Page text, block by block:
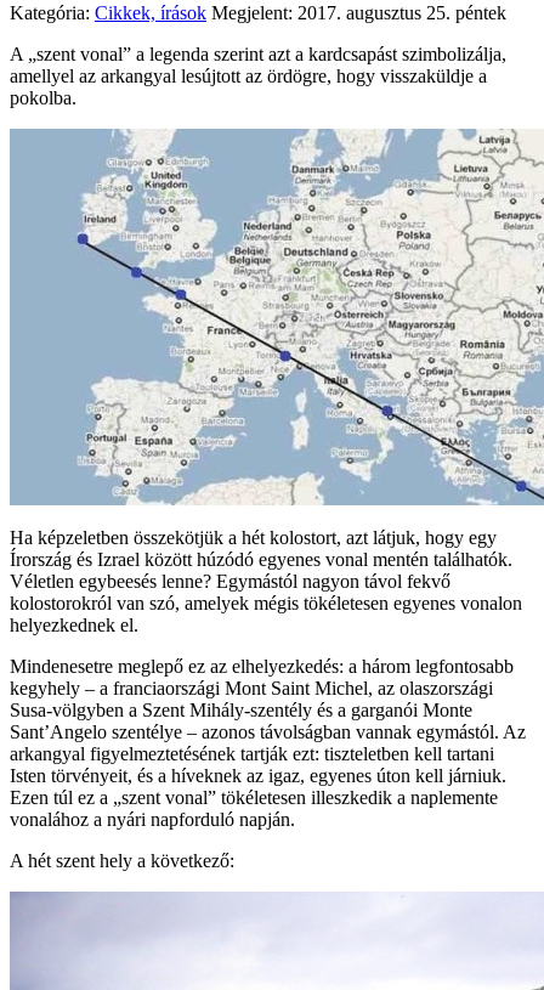
Kategória: Cikkek, írások Megjelent: 2017. augusztus 25. péntek
A „szent vonal” a legenda szerint azt a kardcsapást szimbolizálja,
amellyel az arkangyal lesújtott az ördögre, hogy visszaküldje a
pokolba.
Ha képzeletben összekötjük a hét kolostort, azt látjuk, hogy egy
Írország és Izrael között húzódó egyenes vonal mentén találhatók.
Véletlen egybeesés lenne? Egymástól nagyon távol fekvő
kolostorokról van szó, amelyek mégis tökéletesen egyenes vonalon
helyezkednek el.
Mindenesetre meglepő ez az elhelyezkedés: a három legfontosabb
kegyhely – a franciaországi Mont Saint Michel, az olaszországi
Susa-völgyben a Szent Mihály-szentély és a garganói Monte
Sant’Angelo szentélye – azonos távolságban vannak egymástól. Az
arkangyal figyelmeztetésének tartják ezt: tiszteletben kell tartani
Isten törvényeit, és a híveknek az igaz, egyenes úton kell járniuk.
Ezen túl ez a „szent vonal” tökéletesen illeszkedik a naplemente
vonalához a nyári napforduló napján.
A hét szent hely a következő: